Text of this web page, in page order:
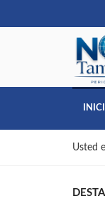
Usted